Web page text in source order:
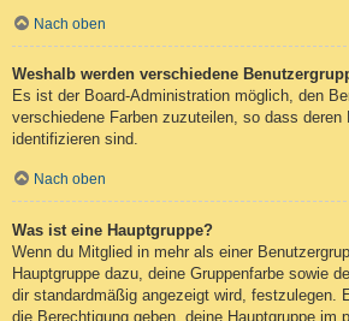
Nach oben
Weshalb werden verschiedene
Es ist der Board-Administration möglich, den
verschiedene Farben zuzuteilen, so dass deren
identifizieren sind.
Nach oben
Was ist eine Hauptgruppe?
Wenn du Mitglied in mehr als einer
Hauptgruppe dazu, deine Gruppenfarbe sowie
dir standardmäßig angezeigt wird, festzulegen.
die Berechtigung geben, deine Hauptgruppe im